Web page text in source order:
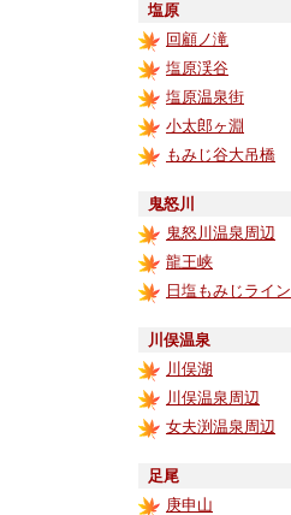
塩原
回顧ノ滝
塩原渓谷
塩原温泉街
小太郎ヶ淵
もみじ谷大吊橋
鬼怒川
鬼怒川温泉周辺
龍王峡
日塩もみじライン
川俣温泉
川俣湖
川俣温泉周辺
女夫渕温泉周辺
足尾
庚申山